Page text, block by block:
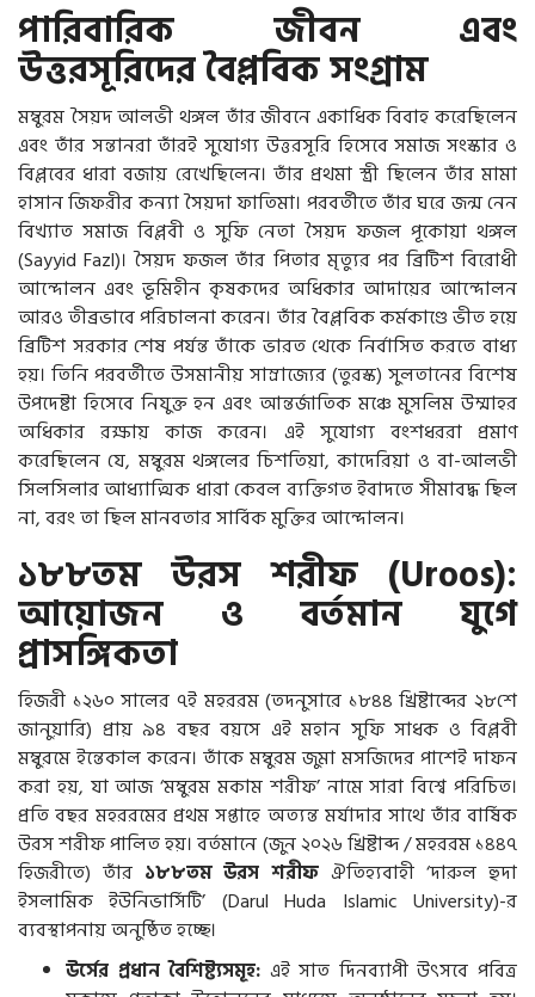
পারিবারিক জীবন এবং
উত্তরসূরিদের বৈপ্লবিক সংগ্রাম
মম্বুরম সৈয়দ আলভী থঙ্গল তাঁর জীবনে একাধিক বিবাহ করেছিলেন
এবং তাঁর সন্তানরা তাঁরই সুযোগ্য উত্তরসূরি হিসেবে সমাজ সংস্কার ও
বিপ্লবের ধারা বজায় রেখেছিলেন। তাঁর প্রথমা স্ত্রী ছিলেন তাঁর মামা
হাসান জিফরীর কন্যা সৈয়দা ফাতিমা। পরবর্তীতে তাঁর ঘরে জন্ম নেন
বিখ্যাত সমাজ বিপ্লবী ও সুফি নেতা সৈয়দ ফজল পূকোয়া থঙ্গল
(Sayyid Fazl)। সৈয়দ ফজল তাঁর পিতার মৃত্যুর পর ব্রিটিশ বিরোধী
আন্দোলন এবং ভূমিহীন কৃষকদের অধিকার আদায়ের আন্দোলন
আরও তীব্রভাবে পরিচালনা করেন। তাঁর বৈপ্লবিক কর্মকাণ্ডে ভীত হয়ে
ব্রিটিশ সরকার শেষ পর্যন্ত তাঁকে ভারত থেকে নির্বাসিত করতে বাধ্য
হয়। তিনি পরবর্তীতে উসমানীয় সাম্রাজ্যের (তুরস্ক) সুলতানের বিশেষ
উপদেষ্টা হিসেবে নিযুক্ত হন এবং আন্তর্জাতিক মঞ্চে মুসলিম উম্মাহর
অধিকার রক্ষায় কাজ করেন। এই সুযোগ্য বংশধররা প্রমাণ
করেছিলেন যে, মম্বুরম থঙ্গলের চিশতিয়া, কাদেরিয়া ও বা-আলভী
সিলসিলার আধ্যাত্মিক ধারা কেবল ব্যক্তিগত ইবাদতে সীমাবদ্ধ ছিল
না, বরং তা ছিল মানবতার সার্বিক মুক্তির আন্দোলন।
১৮৮তম উরস শরীফ (Uroos):
আয়োজন ও বর্তমান যুগে
প্রাসঙ্গিকতা
হিজরী ১২৬০ সালের ৭ই মহররম (তদনুসারে ১৮৪৪ খ্রিষ্টাব্দের ২৮শে
জানুয়ারি) প্রায় ৯৪ বছর বয়সে এই মহান সুফি সাধক ও বিপ্লবী
মম্বুরমে ইন্তেকাল করেন। তাঁকে মম্বুরম জুমা মসজিদের পাশেই দাফন
করা হয়, যা আজ ‘মম্বুরম মকাম শরীফ’ নামে সারা বিশ্বে পরিচিত।
প্রতি বছর মহররমের প্রথম সপ্তাহে অত্যন্ত মর্যাদার সাথে তাঁর বার্ষিক
উরস শরীফ পালিত হয়। বর্তমানে (জুন ২০২৬ খ্রিষ্টাব্দ / মহররম ১৪৪৭
হিজরীতে) তাঁর ১৮৮তম উরস শরীফঐতিহ্যবাহী ‘দারুল হুদা
ইসলামিক ইউনিভার্সিটি’ (Darul Huda Islamic University)-র
ব্যবস্থাপনায় অনুষ্ঠিত হচ্ছে।
উর্সের প্রধান বৈশিষ্ট্যসমূহ: এই সাত দিনব্যাপী উৎসবে পবিত্র